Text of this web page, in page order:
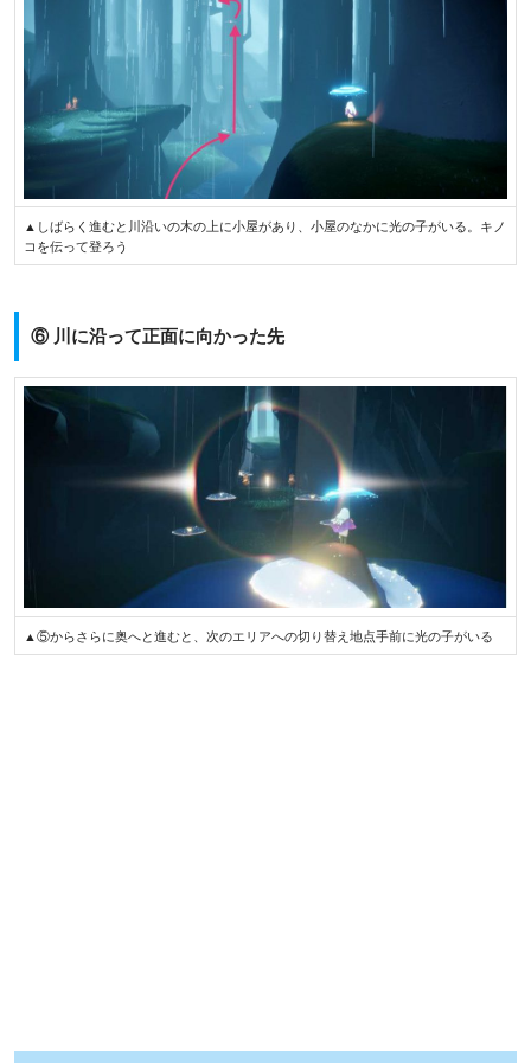
▲しばらく進むと川沿いの木の上に小屋があり、小屋のなかに光の子がいる。キノ
コを伝って登ろう
⑥ 川に沿って正面に向かった先
▲⑤からさらに奥へと進むと、次のエリアへの切り替え地点手前に光の子がいる